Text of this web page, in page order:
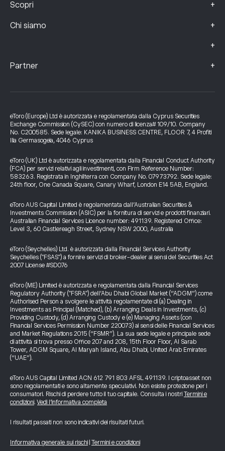
Scopri +
Chi siamo +
+
Partner +
eToro (Europe) Ltd è autorizzata e regolamentata dalla Cyprus Securities
Exchange Commission (CySEC) con numero di licenza# 109/10. Company
No. C200585. Sede legale: KANIKA BUSINESS CENTRE, FLOOR 7, 4 Profiti
Ilia Germasogeia, 4046 Cyprus
eToro (UK) Ltd è autorizzata e regolamentata dalla Financial Conduct Authority
(FCA) per servizi relativi agli investimenti, con Firm Reference Number:
583263. Registrata in Inghilterra con Company No. 07973792. Sede legale:
24th floor, One Canada Square, Canary Wharf, London E14 5AB, England.
eToro AUS Capital Limited è regolamentata dall’Australian Securities &
Investments Commission (ASIC) per la fornitura di servizi e prodotti finanziari.
Australian Financial Services Licence number: 491139. Registered Office:
Level 3, 60 Castlereagh Street, Sydney NSW 2000, Australia
eToro (Seychelles) Ltd. è autorizzata dalla Financial Services Authority
Seychelles ("FSAS") a fornire servizi di broker-dealer ai sensi del Securities Act
2007 License #SD076
eToro (ME) Limited è autorizzata e regolamentata dalla Financial Services
Regulatory Authority ("FSRA") dell’Abu Dhabi Global Market (“ADGM”) come
Authorised Person a svolgere le attività regolamentate di (a) Dealing in
Investments as Principal (Matched), (b) Arranging Deals in Investments, (c)
Providing Custody, (d) Arranging Custody e (e) Managing Assets (con
Financial Services Permission Number 220073) ai sensi delle Financial Services
and Market Regulations 2015 (“FSMR”). La sua sede legale e principale sede
di attività si trova presso Office 207 and 208, 15th Floor Floor, Al Sarab
Tower, ADGM Square, Al Maryah Island, Abu Dhabi, United Arab Emirates
(“UAE”).
eToro AUS Capital Limited ACN 612 791 803 AFSL 491139. I criptoasset non
sono regolamentati e sono altamente speculativi. Non esiste protezione per i
consumatori. Rischi di perdere tutto il tuo capitale. Consulta i nostri Termini e
condizioni.Vedi l’informativa completa
I risultati passati non sono indicativi dei risultati futuri.
Informativa generale sui rischi Termini e condizioni